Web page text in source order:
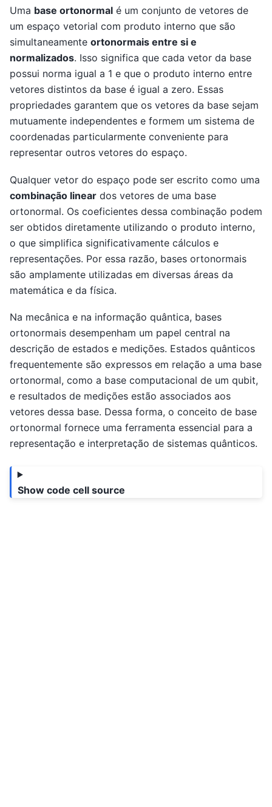
Uma base ortonormal é um conjunto de vetores de
um espaço vetorial com produto interno que são
simultaneamente ortonormais entre si e
normalizados. Isso significa que cada vetor da base
possui norma igual a 1 e que o produto interno entre
vetores distintos da base é igual a zero. Essas
propriedades garantem que os vetores da base sejam
mutuamente independentes e formem um sistema de
coordenadas particularmente conveniente para
representar outros vetores do espaço.
Qualquer vetor do espaço pode ser escrito como uma
combinação linear dos vetores de uma base
ortonormal. Os coeficientes dessa combinação podem
ser obtidos diretamente utilizando o produto interno,
o que simplifica significativamente cálculos e
representações. Por essa razão, bases ortonormais
são amplamente utilizadas em diversas áreas da
matemática e da física.
Na mecânica e na informação quântica, bases
ortonormais desempenham um papel central na
descrição de estados e medições. Estados quânticos
frequentemente são expressos em relação a uma base
ortonormal, como a base computacional de um qubit,
e resultados de medições estão associados aos
vetores dessa base. Dessa forma, o conceito de base
ortonormal fornece uma ferramenta essencial para a
representação e interpretação de sistemas quânticos.
Show code cell source